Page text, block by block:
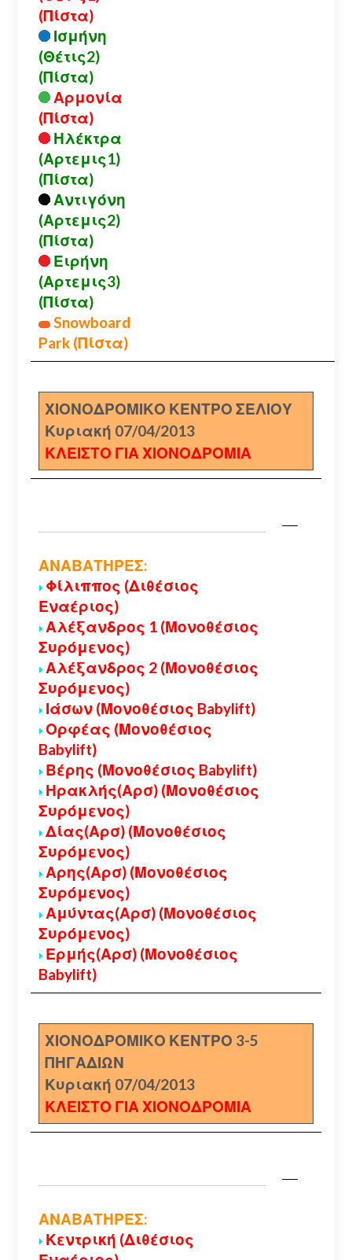
(Πίστα)
Ισμήνη
(Θέτις2)
(Πίστα)
Αρμονία
(Πίστα)
Ηλέκτρα
(Αρτεμις1)
(Πίστα)
Αντιγόνη
(Αρτεμις2)
(Πίστα)
Ειρήνη
(Αρτεμις3)
(Πίστα)
Snowboard
Park (Πίστα)
ΧΙΟΝΟΔΡΟΜΙΚΟ ΚΕΝΤΡΟ ΣΕΛΙΟΥ
Κυριακή 07/04/2013
ΚΛΕΙΣΤΟ ΓΙΑ ΧΙΟΝΟΔΡΟΜΙΑ
ΑΝΑΒΑΤΗΡΕΣ:
Φίλιππος (Διθέσιος
Εναέριος)
Αλέξανδρος 1 (Μονοθέσιος
Συρόμενος)
Αλέξανδρος 2 (Μονοθέσιος
Συρόμενος)
Ιάσων (Μονοθέσιος Babylift)
Ορφέας (Μονοθέσιος
Babylift)
Βέρης (Μονοθέσιος Babylift)
Ηρακλής(Αρσ) (Μονοθέσιος
Συρόμενος)
Δίας(Αρσ) (Μονοθέσιος
Συρόμενος)
Αρης(Αρσ) (Μονοθέσιος
Συρόμενος)
Αμύντας(Αρσ) (Μονοθέσιος
Συρόμενος)
Ερμής(Αρσ) (Μονοθέσιος
Babylift)
ΧΙΟΝΟΔΡΟΜΙΚΟ ΚΕΝΤΡΟ 3-5
ΠΗΓΑΔΙΩΝ
Κυριακή 07/04/2013
ΚΛΕΙΣΤΟ ΓΙΑ ΧΙΟΝΟΔΡΟΜΙΑ
ΑΝΑΒΑΤΗΡΕΣ:
Κεντρική (Διθέσιος